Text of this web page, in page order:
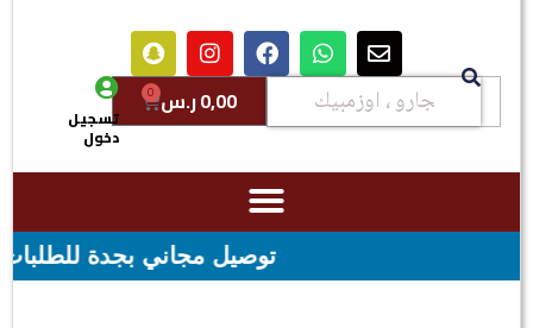
0,00ر.س 0
تسجيل
دخول
توصيل مجاني بجدة للطلبات فوق قيمه ال ١٠٠ ريال - شحن مجاني لقيمه